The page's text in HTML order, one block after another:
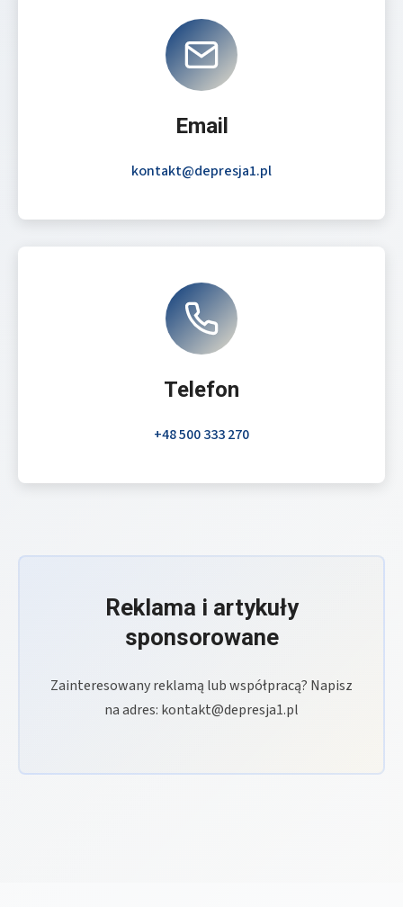
Email
kontakt@depresja1.pl
Telefon
+48 500 333 270
Reklama i artykuły
sponsorowane
Zainteresowany reklamą lub współpracą? Napisz
na adres: kontakt@depresja1.pl